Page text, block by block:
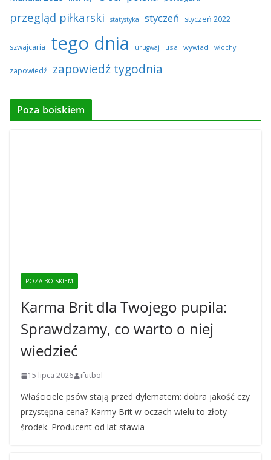
przegląd piłkarski statystyka styczeń styczeń 2022
szwajcaria tego dnia urugwaj usa wywiad włochy
zapowiedź zapowiedź tygodnia
Poza boiskiem
POZA BOISKIEM
Karma Brit dla Twojego pupila:
Sprawdzamy, co warto o niej
wiedzieć
15 lipca 2026 ifutbol
Właściciele psów stają przed dylematem: dobra jakość czy
przystępna cena? Karmy Brit w oczach wielu to złoty
środek. Producent od lat stawia